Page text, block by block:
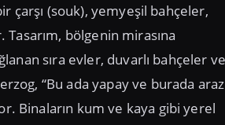
çarşı (souk), yemyeşil bahçeler,
bölgenin mirasına
sıra evler, duvarlı bahçeler
“Bu ada yapay ve burada
Binaların kum ve kaya gibi yerel